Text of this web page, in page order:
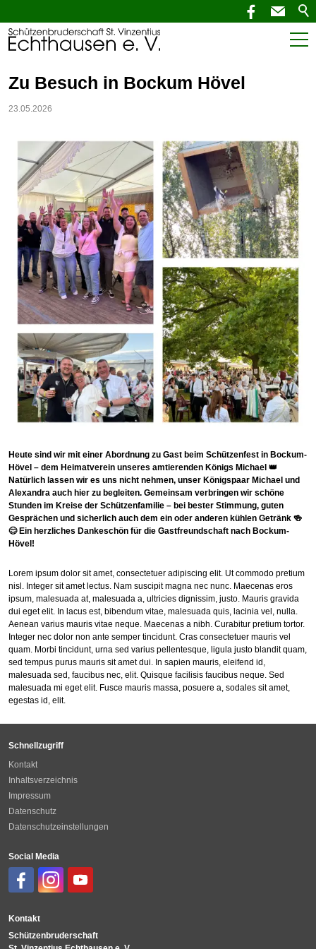
Aktuelles
SchützenNEWS
Termine
Verein
Service
Kontakt
Zu Besuch in Bockum Hövel
23.05.2026
Heute sind wir mit einer Abordnung zu Gast beim Schützenfest in Bockum-
Hövel – dem Heimatverein unseres amtierenden Königs Michael 👑
Natürlich lassen wir es uns nicht nehmen, unser Königspaar Michael und
Alexandra auch hier zu begleiten. Gemeinsam verbringen wir schöne
Stunden im Kreise der Schützenfamilie – bei bester Stimmung, guten
Gesprächen und sicherlich auch dem ein oder anderen kühlen Getränk 🍻
😊 Ein herzliches Dankeschön für die Gastfreundschaft nach Bockum-
Hövel!
Lorem ipsum dolor sit amet, consectetuer adipiscing elit. Ut commodo pretium
nisl. Integer sit amet lectus. Nam suscipit magna nec nunc. Maecenas eros
ipsum, malesuada at, malesuada a, ultricies dignissim, justo. Mauris gravida
dui eget elit. In lacus est, bibendum vitae, malesuada quis, lacinia vel, nulla.
Aenean varius mauris vitae neque. Maecenas a nibh. Curabitur pretium tortor.
Integer nec dolor non ante semper tincidunt. Cras consectetuer mauris vel
quam. Morbi tincidunt, urna sed varius pellentesque, ligula justo blandit quam,
sed tempus purus mauris sit amet dui. In sapien mauris, eleifend id,
malesuada sed, faucibus nec, elit. Quisque facilisis faucibus neque. Sed
malesuada mi eget elit. Fusce mauris massa, posuere a, sodales sit amet,
egestas id, elit.
Schnellzugriff
Kontakt
Inhaltsverzeichnis
Impressum
Datenschutz
Datenschutzeinstellungen
Social Media
Kontakt
Schützenbruderschaft